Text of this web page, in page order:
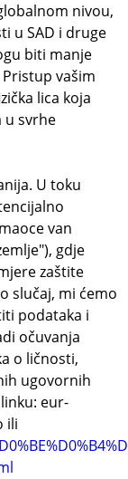
nivou,
u SAD i druge
biti manje
vašim
lica koja
u svrhe
U toku
van
gdje
zaštite
slučaj, mi ćemo
podataka i
očuvanja
o ličnosti,
ugovornih
eur-
ili